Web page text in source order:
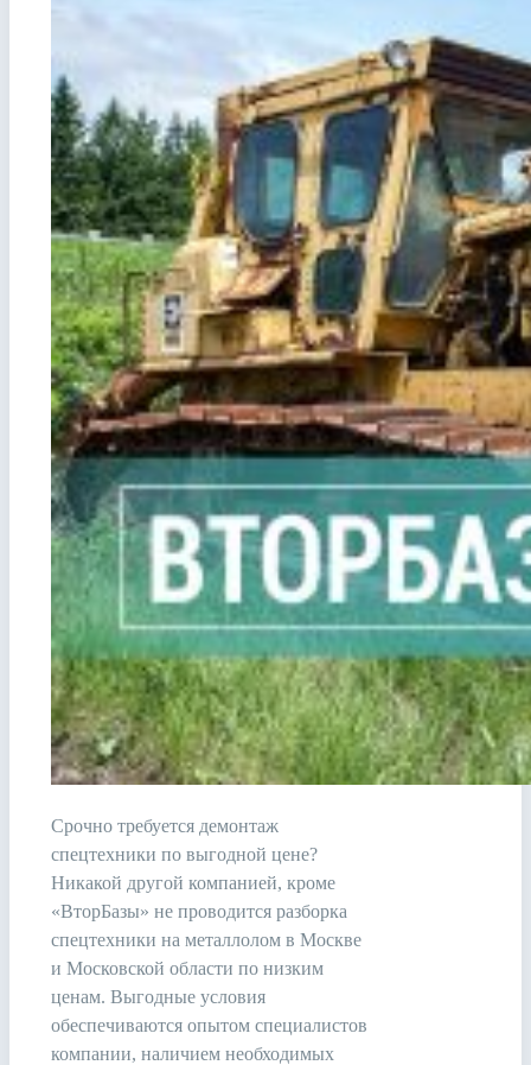
Срочно требуется демонтаж
спецтехники по выгодной цене?
Никакой другой компанией, кроме
«ВторБазы» не проводится разборка
спецтехники на металлолом в Москве
и Московской области по низким
ценам. Выгодные условия
обеспечиваются опытом специалистов
компании, наличием необходимых